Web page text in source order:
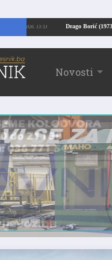
arheološke ostatke 24.07.2026. 13:51
Novosti